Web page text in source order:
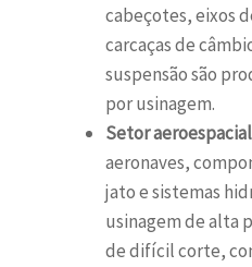
cabeçotes, eixos
carcaças de
suspensão são
por usinagem.
Setor
aeronaves,
jato e sistemas
usinagem de alta
de difícil corte,